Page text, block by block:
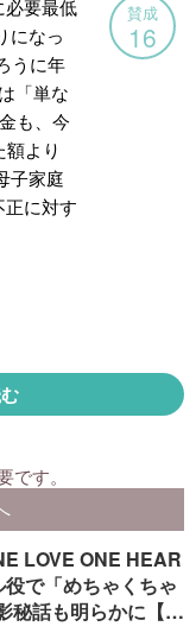
LOVE ONE HEAR
で「めちゃくちゃ
秘話も明らかに【Y